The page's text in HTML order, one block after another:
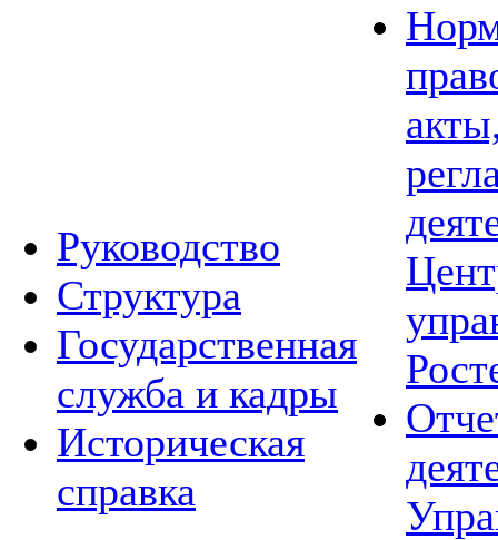
Руководство
Структура
Государственная
служба и кадры
Историческая
справка